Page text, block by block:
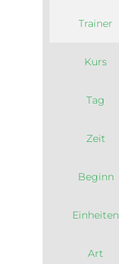
Trainer
Kurs
Tag
Zeit
Beginn
Einheiten
Art